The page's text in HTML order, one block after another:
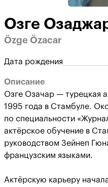
Озге
Özge Özacar
Дата рождения
Описание
Озге Озачар — турецкая
1995 года в Стамбуле.
по специальности
актёрское обучение в
руководством Зейнеп
французским языками.
Актёрскую карьеру